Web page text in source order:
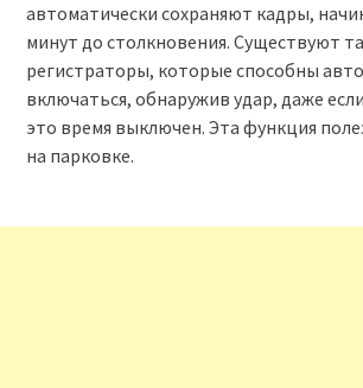
автоматически сохраняют кадры,
минут до столкновения. Существуют
регистраторы, которые способны
включаться, обнаружив удар, даже
это время выключен. Эта функция
на парковке.